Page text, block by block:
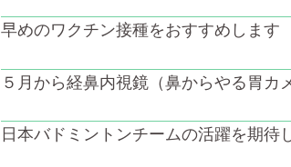
早めのワクチン接種をおすすめします
５月から経鼻内視鏡（鼻からやる胃カ
日本バドミントンチームの活躍を期待